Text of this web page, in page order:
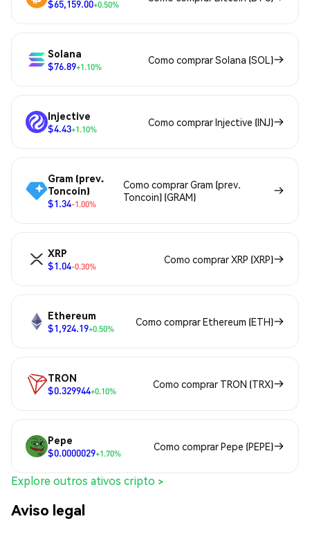
$65,159.00+0.50%
Solana
$76.89+1.10%
Como comprar Solana (SOL)
Injective
$4.43+1.10%
Como comprar Injective (INJ)
Gram (prev.
Toncoin)
$1.34-1.00%
Como comprar Gram (prev.
Toncoin) (GRAM)
XRP
$1.04-0.30%
Como comprar XRP (XRP)
Ethereum
$1,924.19+0.50%
Como comprar Ethereum (ETH)
TRON
$0.329944+0.10%
Como comprar TRON (TRX)
Pepe
$0.0000029+1.70%
Como comprar Pepe (PEPE)
Explore outros ativos cripto >
Aviso legal